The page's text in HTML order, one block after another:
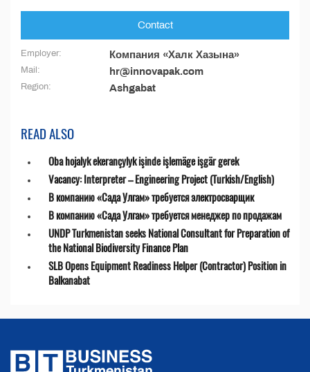
Contact
Employer: Компания «Халк Хазына»
Mail: hr@innovapak.com
Region: Ashgabat
READ ALSO
Oba hojalyk ekerançylyk işinde işlemäge işgär gerek
Vacancy: Interpreter – Engineering Project (Turkish/English)
В компанию «Сада Улгам» требуется электросварщик
В компанию «Сада Улгам» требуется менеджер по продажам
UNDP Turkmenistan seeks National Consultant for Preparation of
the National Biodiversity Finance Plan
SLB Opens Equipment Readiness Helper (Contractor) Position in
Balkanabat